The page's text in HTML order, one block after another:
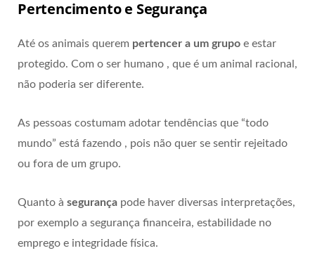
Pertencimento e Segurança
Até os animais querem pertencer a um grupo e estar
protegido. Com o ser humano , que é um animal racional,
não poderia ser diferente.
As pessoas costumam adotar tendências que “todo
mundo” está fazendo , pois não quer se sentir rejeitado
ou fora de um grupo.
Quanto à segurança pode haver diversas interpretações,
por exemplo a segurança financeira, estabilidade no
emprego e integridade física.